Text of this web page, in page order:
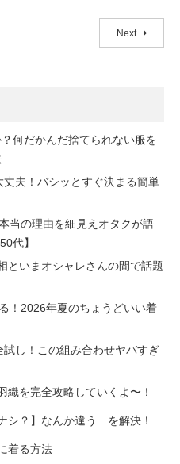
Next
何だかんだ捨てられない服を
夫！バシッとすぐ決まる簡単
当の理由を細見えオタクが語
代】
といまオシャレさんの間で話題
！2026年夏のちょうどいい着
試し！この組み合わせヤバすぎ
織を完全攻略していくよ〜！
シ？】なんか違う…を解決！
着る方法